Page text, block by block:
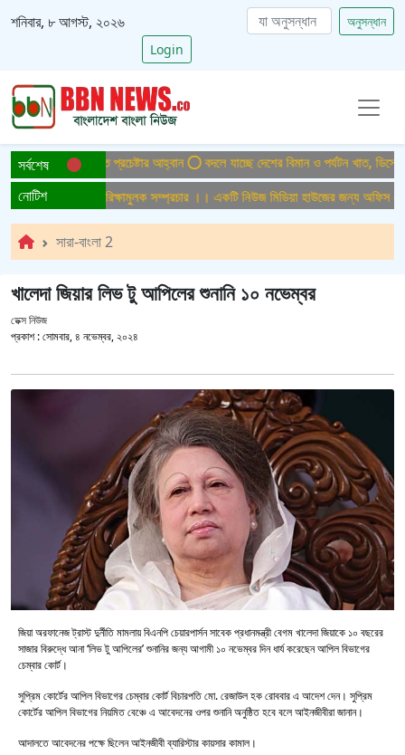
শনিবার, ৮ আগস্ট, ২০২৬
অনুসন্ধান
Login
সর্বশেষ
তুলতে সম্মিলিত প্রচেষ্টার আহ্বান বদলে যাচ্ছে দেশের বিমান ও পর্যটন খাত,
নোটিশ
AiR ।। পরিক্ষামুলক সম্প্রচার ।। একটি নিউজ মিডিয়া হাউজের জন্য অফিস
সারা-বাংলা 2
খালেদা জিয়ার লিভ টু আপিলের শুনানি ১০ নভেম্বর
ডেক্স নিউজ
প্রকাশ :সোমবার, ৪ নভেম্বর, ২০২৪
জিয়া অরফানেজ ট্রাস্ট দুর্নীতি মামলায় বিএনপি চেয়ারপার্সন সাবেক প্রধানমন্ত্রী বেগম খালেদা জিয়াকে ১০ বছরের
সাজার বিরুদ্ধে আনা ‘লিভ টু আপিলের’ শুনানির জন্য আগামী ১০ নভেম্বর দিন ধার্য করেছেন আপিল বিভাগের
চেম্বার কোর্ট।
সুপ্রিম কোর্টের আপিল বিভাগের চেম্বার কোর্ট বিচারপতি মো. রেজাউল হক রোববার এ আদেশ দেন। সুপ্রিম
কোর্টের আপিল বিভাগের নিয়মিত বেঞ্চে এ আবেদনের ওপর শুনানি অনুষ্ঠিত হবে বলে আইনজীবীরা জানান।
আদালতে আবেদনের পক্ষে ছিলেন আইনজীবী ব্যারিস্টার কায়সার কামাল।